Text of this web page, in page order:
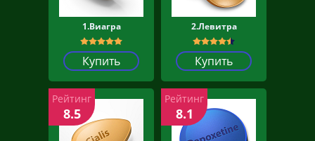
1.Виагра
Купить
2.Левитра
Купить
Рейтинг
8.5
Рейтинг
8.1